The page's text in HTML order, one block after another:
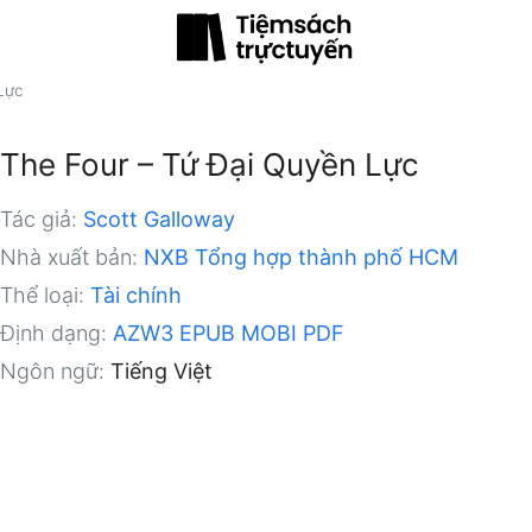
The Four – Tứ Đại Quyền Lực
Tác giả: Scott Galloway
Nhà xuất bản: NXB Tổng hợp thành phố HCM
Thể loại: Tài chính
Định dạng: AZW3 EPUB MOBI PDF
Ngôn ngữ: Tiếng Việt